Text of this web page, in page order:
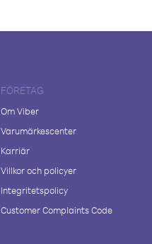
FÖRETAG
Om Viber
Varumärkescenter
Karriär
Villkor och policyer
Integritetspolicy
Customer Complaints Code